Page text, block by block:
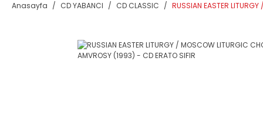
Anasayfa CD YABANCI CD CLASSIC RUSSIAN EASTER